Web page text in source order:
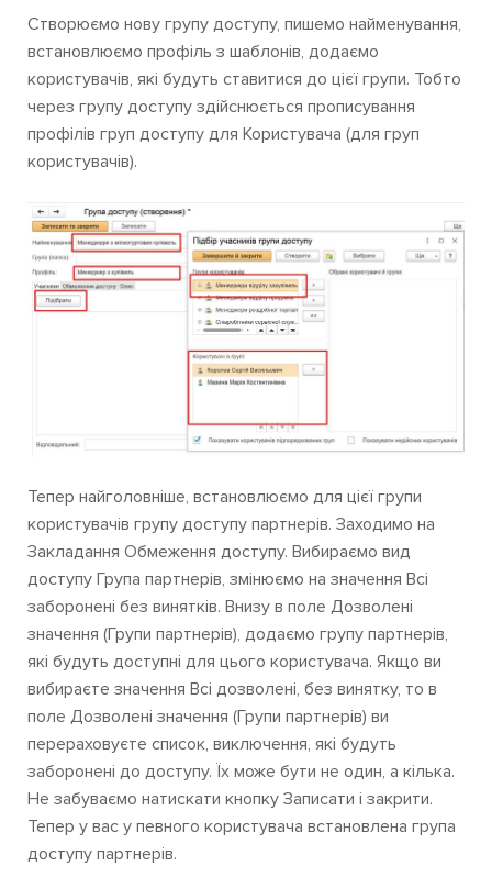
Створюємо нову групу доступу, пишемо найменування,
встановлюємо профіль з шаблонів, додаємо
користувачів, які будуть ставитися до цієї групи. Тобто
через групу доступу здійснюється прописування
профілів груп доступу для Користувача (для груп
користувачів).
Тепер найголовніше, встановлюємо для цієї групи
користувачів групу доступу партнерів. Заходимо на
Закладання Обмеження доступу. Вибираємо вид
доступу Група партнерів, змінюємо на значення Всі
заборонені без винятків. Внизу в поле Дозволені
значення (Групи партнерів), додаємо групу партнерів,
які будуть доступні для цього користувача. Якщо ви
вибираєте значення Всі дозволені, без винятку, то в
поле Дозволені значення (Групи партнерів) ви
перераховуєте список, виключення, які будуть
заборонені до доступу. Їх може бути не один, а кілька.
Не забуваємо натискати кнопку Записати і закрити.
Тепер у вас у певного користувача встановлена ​​група
доступу партнерів.